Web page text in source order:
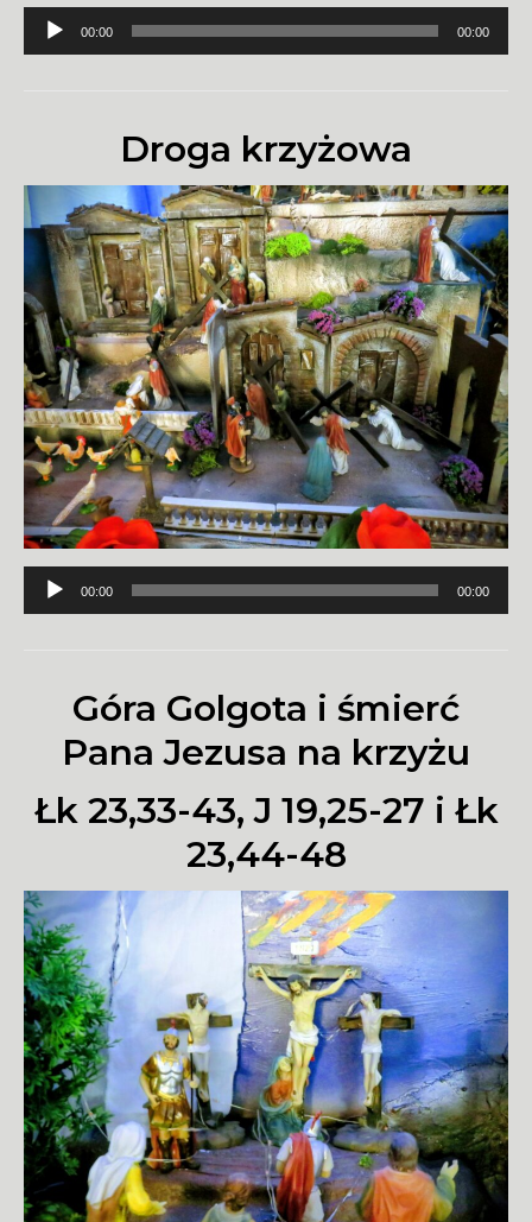
Odtwarzacz
plików
00:00 00:00
Droga krzyżowa
Odtwarzacz
plików
00:00 00:00
Góra Golgota i śmierć
Pana Jezusa na krzyżu
Łk 23,33-43, J 19,25-27 i Łk
23,44-48